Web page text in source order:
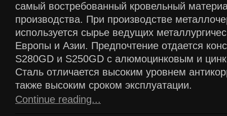
самый востребованный кровельный
производства. При производстве
используется сырье ведущих
Европы и Азии. Предпочтение отдается
S280GD и S250GD с алюмоцинковым и
Сталь отличается высоким уровнем
также высоким сроком эксплуатации.
Continue reading...